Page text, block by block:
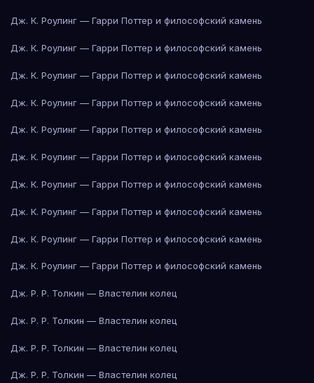
Дж. К. Роулинг — Гарри Поттер и философский камень
Дж. К. Роулинг — Гарри Поттер и философский камень
Дж. К. Роулинг — Гарри Поттер и философский камень
Дж. К. Роулинг — Гарри Поттер и философский камень
Дж. К. Роулинг — Гарри Поттер и философский камень
Дж. К. Роулинг — Гарри Поттер и философский камень
Дж. К. Роулинг — Гарри Поттер и философский камень
Дж. К. Роулинг — Гарри Поттер и философский камень
Дж. К. Роулинг — Гарри Поттер и философский камень
Дж. К. Роулинг — Гарри Поттер и философский камень
Дж. Р. Р. Толкин — Властелин колец
Дж. Р. Р. Толкин — Властелин колец
Дж. Р. Р. Толкин — Властелин колец
Дж. Р. Р. Толкин — Властелин колец